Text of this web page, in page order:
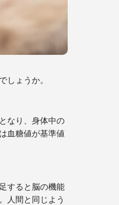
しょうか。
なり、身体中の
血糖値が基準値
すると脳の機能
人間と同じよう